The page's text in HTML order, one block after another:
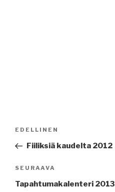
Edellinen
artikkeli
EDELLINEN
Fiiliksiä kaudelta 2012
Seuraava
artikkeli
SEURAAVA
Tapahtumakalenteri 2013